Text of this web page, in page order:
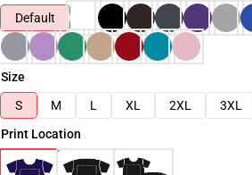
Default
Size
S
M L XL 2XL 3XL
Print Location